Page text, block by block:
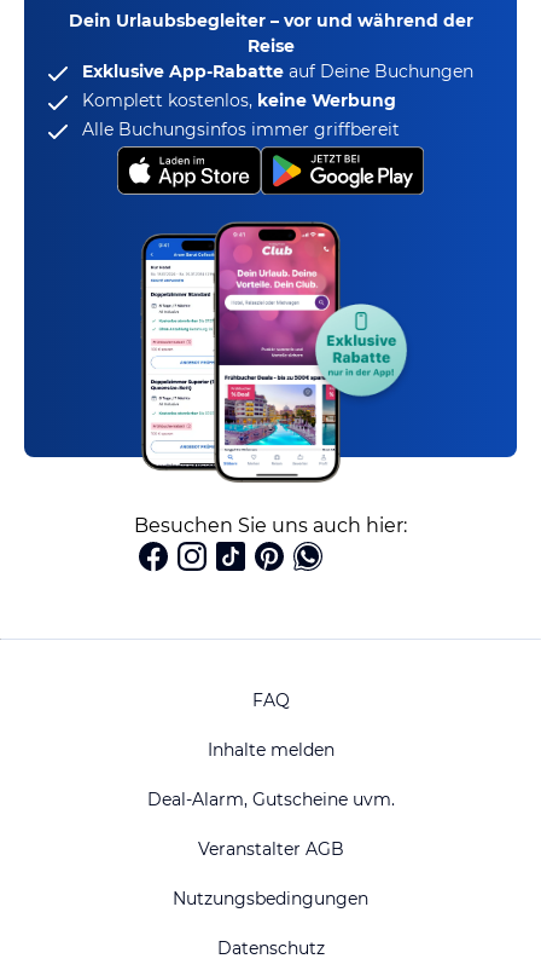
Dein Urlaubsbegleiter – vor und während der
Reise
Exklusive App-Rabatte auf Deine Buchungen
Komplett kostenlos, keine Werbung
Alle Buchungsinfos immer griffbereit
Besuchen Sie uns auch hier:
FAQ
Inhalte melden
Deal-Alarm, Gutscheine uvm.
Veranstalter AGB
Nutzungsbedingungen
Datenschutz